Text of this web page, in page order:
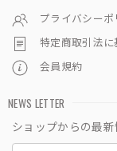
プライバシーポ
特定商取引法に
会員規約
NEWS LETTER
ショップからの最